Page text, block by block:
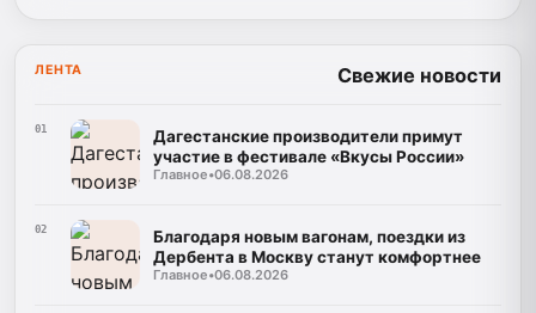
ЛЕНТА Свежие новости
01
Дагестанские производители примут
участие в фестивале «Вкусы России»
Главное•06.08.2026
02
Благодаря новым вагонам, поездки из
Дербента в Москву станут комфортнее
Главное•06.08.2026